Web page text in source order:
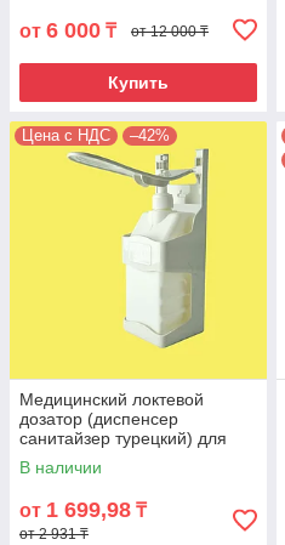
от 6 000 ₸ от 12 000 ₸
Купить
Цена с НДС –42%
Медицинский локтевой
дозатор (диспенсер
санитайзер турецкий) для
антисептика и жидкого мыла
1000 мл
В наличии
от 1 699,98 ₸
от 2 931 ₸